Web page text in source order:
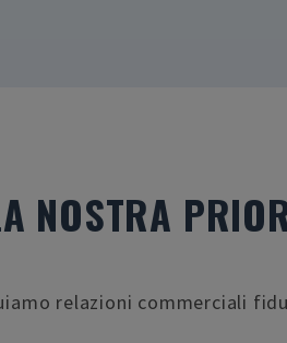
NOSTRA
relazioni commerciali